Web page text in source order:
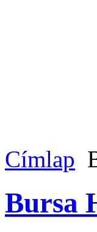
Címlap
Bursa